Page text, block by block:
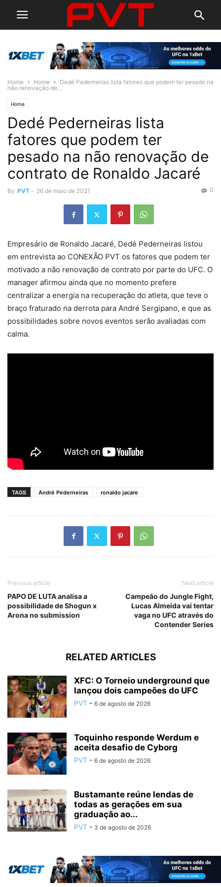
Home Home
Dedé Pederneiras lista fatores que podem ter pesado na
não renovação de...
Home
Dedé Pederneiras lista
fatores que podem ter
pesado na não renovação de
contrato de Ronaldo Jacaré
By PVT - 26 de maio de 2021 0
Empresário de Ronaldo Jacaré, Dedé Pederneiras listou
em entrevista ao CONEXÃO PVT os fatores que podem ter
motivado a não renovação de contrato por parte do UFC. O
manager afirmou ainda que no momento prefere
centralizar a energia na recuperação do atleta, que teve o
braço fraturado na derrota para André Sergipano, e que as
possibilidades sobre novos eventos serão avaliadas com
calma.
TAGS André Pederneiras ronaldo jacare
Previous article
PAPO DE LUTA analisa a
possibilidade de Shogun x
Arona no submission
Next article
Campeão do Jungle Fight,
Lucas Almeida vai tentar
vaga no UFC através do
Contender Series
RELATED ARTICLES
XFC: O Torneio underground que
lançou dois campeões do UFC
PVT - 6 de agosto de 2026
Toquinho responde Werdum e
aceita desafio de Cyborg
PVT - 6 de agosto de 2026
Bustamante reúne lendas de
todas as gerações em sua
graduação ao...
PVT - 3 de agosto de 2026